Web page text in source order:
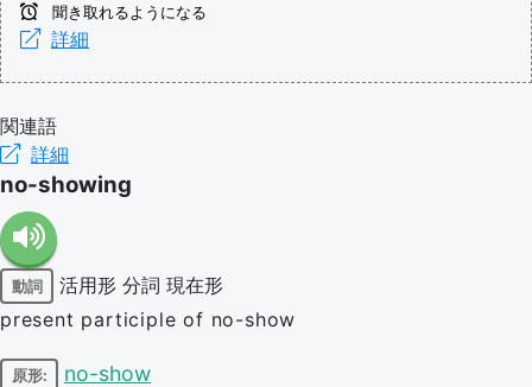
聞き取れるようになる
詳細
関連語
詳細
no-showing
動詞 活用形 分詞 現在形
present participle of no-show
原形: no-show